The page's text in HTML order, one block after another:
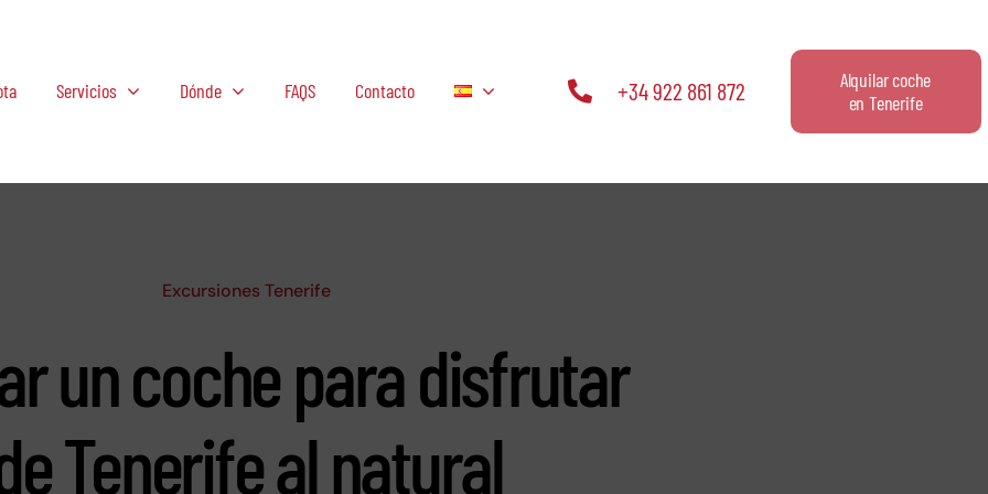
Servicios Dónde FAQS Contacto +34 922 861 872
Alquilar coche
en Tenerife
Excursiones Tenerife
un coche para disfrutar
Tenerife al natural